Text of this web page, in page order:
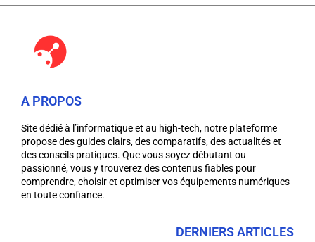
A PROPOS
Site dédié à l’informatique et au high-tech, notre plateforme
propose des guides clairs, des comparatifs, des actualités et
des conseils pratiques. Que vous soyez débutant ou
passionné, vous y trouverez des contenus fiables pour
comprendre, choisir et optimiser vos équipements numériques
en toute confiance.
DERNIERS ARTICLES